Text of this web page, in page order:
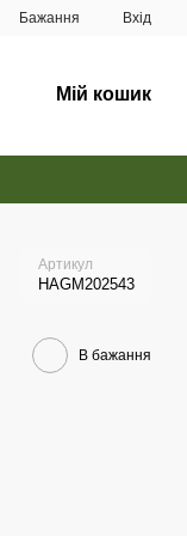
Бажання Вхід
Мій кошик
Артикул
HAGM202543
В бажання